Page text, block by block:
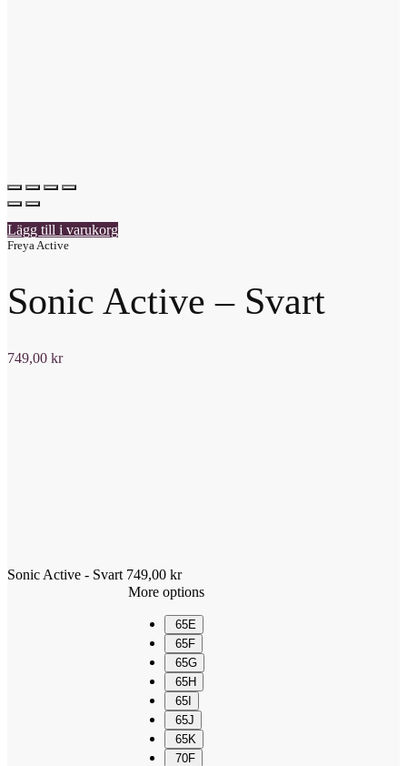
Lägg till i varukorg
Freya Active
Sonic Active – Svart
749,00 kr
Sonic Active - Svart 749,00 kr
More options
65E
65F
65G
65H
65I
65J
65K
70F